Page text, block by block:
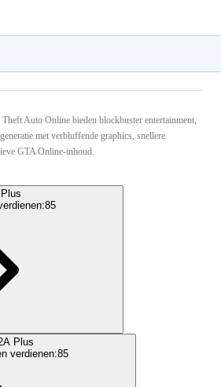
Auto Online bieden blockbuster entertainment,
met verbluffende graphics, snellere
GTA Online-inhoud.
85
Plus
verdienen:85